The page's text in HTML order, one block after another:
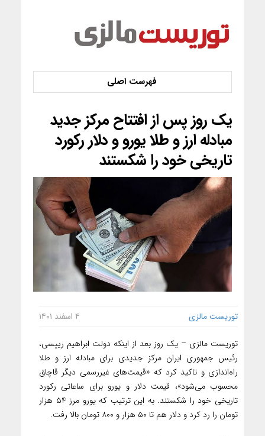
یک روز پس از افتتاح مرکز جدید
مبادله ارز و طلا یورو و دلار رکورد
تاریخی خود را شکستند
توریست مالزی ۴ اسفند ۱۴۰۱
توریست مالزی – یک روز بعد از اینکه دولت ابراهیم رییسی،
رئیس جمهوری ایران مرکز جدیدی برای مبادله ارز و طلا
راه‌اندازی و تاکید کرد که «قیمت‌های غیررسمی دیگر قاچاق
محسوب می‌شود»، قیمت دلار و یورو برای ساعاتی رکورد
تاریخی خود را شکستند. به این ترتیب که یورو مرز ۵۴ هزار
تومان را رد کرد و دلار هم تا ۵۰ هزار و ۸۰۰ تومان بالا رفت.